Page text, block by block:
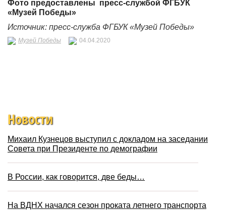
Фото предоставлены пресс-службой ФГБУК
«Музей Победы»
Источник: пресс-служба ФГБУК «Музей Победы»
Музей Победы 04.04.2020
Новости
Михаил Кузнецов выступил с докладом на заседании
Совета при Президенте по демографии
В России, как говорится, две беды…
На ВДНХ начался сезон проката летнего транспорта